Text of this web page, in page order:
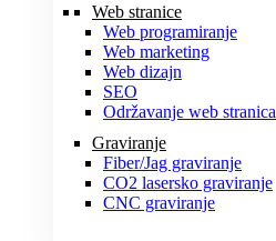
Web stranice
Web programiranje
Web marketing
Web dizajn
SEO
Održavanje web stranica
Graviranje
Fiber/Jag graviranje
CO2 lasersko graviranje
CNC graviranje